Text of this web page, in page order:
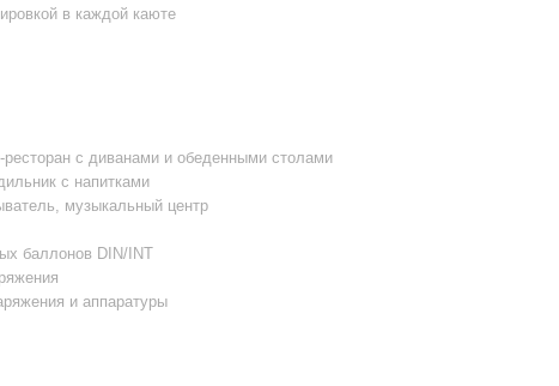
в каждой каюте
с диванами и обеденными столами
с напитками
музыкальный центр
баллонов DIN/INT
и аппаратуры